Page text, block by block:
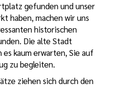
gefunden und unser
haben, machen wir uns
historischen
Die alte Stadt
kaum erwarten, Sie auf
zu begleiten.
ziehen sich durch den